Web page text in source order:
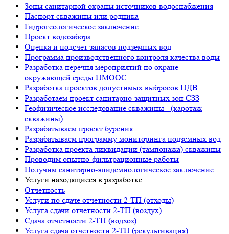
Зоны санитарной охраны источников водоснабжения
Паспорт скважины или родника
Гидрогеологическое заключение
Проект водозабора
Оценка и подсчет запасов подземных вод
Программа производственного контроля качества воды
Разработка перечня мероприятий по охране
окружающей среды ПМООС
Разработка проектов допустимых выбросов ПДВ
Разработаем проект санитарно-защитных зон СЗЗ
Геофизическое исследование скважины - (каротаж
скважины)
Разрабатываем проект бурения
Разрабатываем программу мониторинга подземных вод
Разработка проекта ликвидации (тампонажа) скважины
Проводим опытно-фильтрационные работы
Получим санитарно-эпидемиологическое заключение
Услуги находящиеся в разработке
Отчетность
Услуги по сдаче отчетности 2-ТП (отходы)
Услуга сдачи отчетности 2-ТП (воздух)
Сдача отчетности 2-ТП (водхоз)
Услуга сдача отчетности 2-ТП (рекультивация)